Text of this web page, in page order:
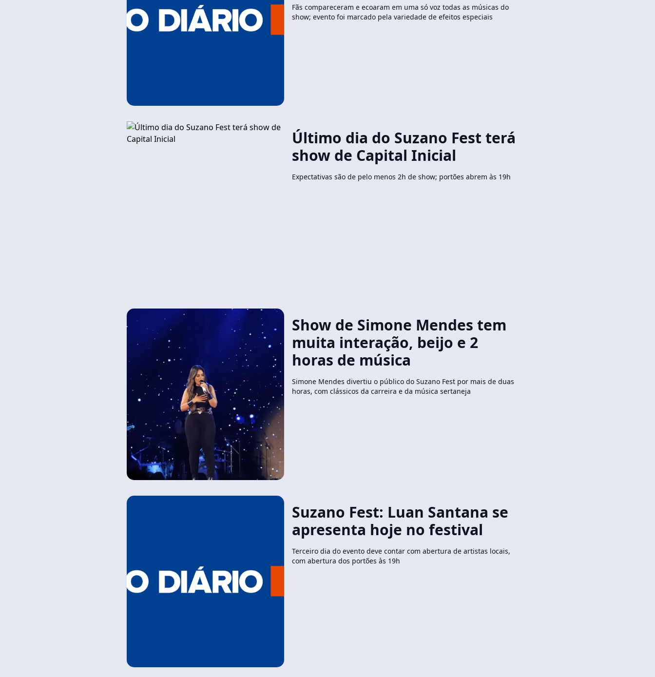
Fãs compareceram e ecoaram em uma só voz todas as músicas do
show; evento foi marcado pela variedade de efeitos especiais
Último dia do Suzano Fest terá
show de Capital Inicial
Expectativas são de pelo menos 2h de show; portões abrem às 19h
Show de Simone Mendes tem
muita interação, beijo e 2
horas de música
Simone Mendes divertiu o público do Suzano Fest por mais de duas
horas, com clássicos da carreira e da música sertaneja
Suzano Fest: Luan Santana se
apresenta hoje no festival
Terceiro dia do evento deve contar com abertura de artistas locais,
com abertura dos portões às 19h